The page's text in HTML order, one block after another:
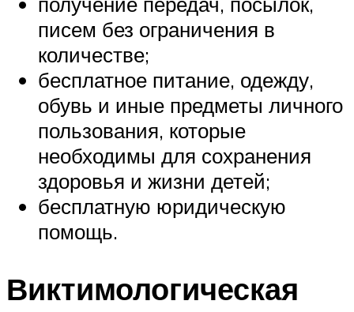
писем без ограничения в
количестве;
бесплатное питание, одежду,
обувь и иные предметы личного
пользования, которые
необходимы для сохранения
здоровья и жизни детей;
бесплатную юридическую
помощь.
Виктимологическая